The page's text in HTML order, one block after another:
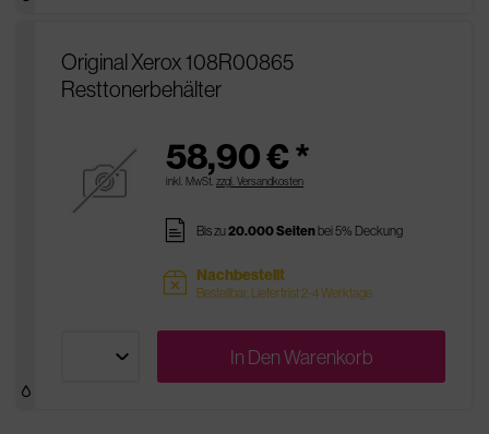
Original Xerox 108R00865
Resttonerbehälter
58,90 € *
inkl. MwSt. zzgl. Versandkosten
pages Bis zu20.000 Seitenbei 5% Deckung
sold Nachbestellt
Bestellbar, Lieferfrist 2-4 Werktage
In DenWarenkorb